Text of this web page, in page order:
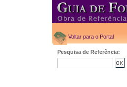
Voltar para o Portal
Pesquisa de Referência: